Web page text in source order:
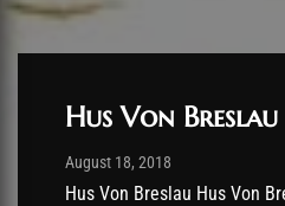
Hus Von Breslau
Post has published by
August 18, 2018
Hus Von Breslau Hus Von